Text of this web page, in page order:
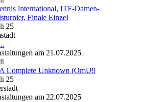
International, ITF-Damen-
Finale Einzel
25
am 21.07.2025
Complete Unknown (OmU9
25
am 22.07.2025